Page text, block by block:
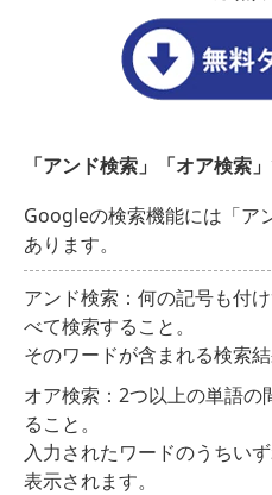
「アンド検索」「オア検索
Googleの検索機能には「ア
あります。
アンド検索：何の記号も付
べて検索すること。
そのワードが含まれる検索結
オア検索：2つ以上の単語の
ること。
入力されたワードのうちい
表示されます。